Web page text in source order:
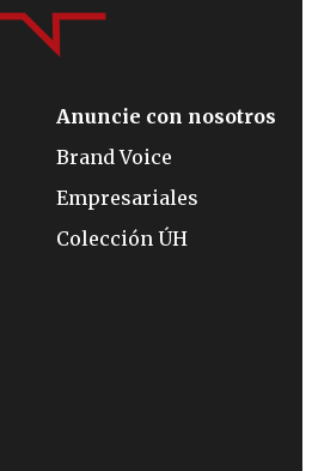
Anuncie con nosotros
Brand Voice
Empresariales
Colección ÚH